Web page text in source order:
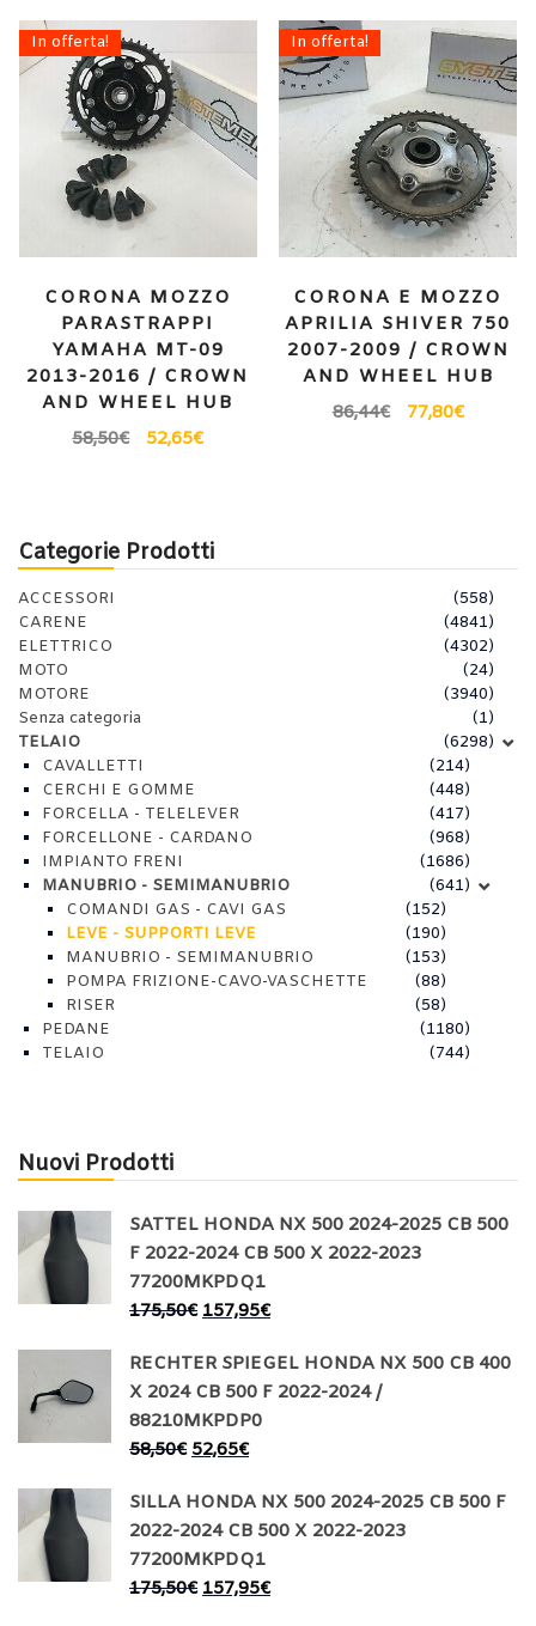
In offerta!
CORONA MOZZO
PARASTRAPPI
YAMAHA MT-09
2013-2016 / CROWN
AND WHEEL HUB
58,50€ 52,65€
In offerta!
CORONA E MOZZO
APRILIA SHIVER 750
2007-2009 / CROWN
AND WHEEL HUB
86,44€ 77,80€
Categorie Prodotti
ACCESSORI
(558)
CARENE
(4841)
ELETTRICO
(4302)
MOTO
(24)
MOTORE
(3940)
Senza categoria
(1)
TELAIO
(6298)
CAVALLETTI
(214)
CERCHI E GOMME
(448)
FORCELLA - TELELEVER
(417)
FORCELLONE - CARDANO
(968)
IMPIANTO FRENI
(1686)
MANUBRIO - SEMIMANUBRIO
(641)
COMANDI GAS - CAVI GAS
(152)
LEVE - SUPPORTI LEVE
(190)
MANUBRIO - SEMIMANUBRIO
(153)
POMPA FRIZIONE-CAVO-VASCHETTE
(88)
RISER
(58)
PEDANE
(1180)
TELAIO
(744)
Nuovi Prodotti
SATTEL HONDA NX 500 2024-2025 CB 500
F 2022-2024 CB 500 X 2022-2023
77200MKPDQ1
175,50€ 157,95€
RECHTER SPIEGEL HONDA NX 500 CB 400
X 2024 CB 500 F 2022-2024 /
88210MKPDP0
58,50€ 52,65€
SILLA HONDA NX 500 2024-2025 CB 500 F
2022-2024 CB 500 X 2022-2023
77200MKPDQ1
175,50€ 157,95€